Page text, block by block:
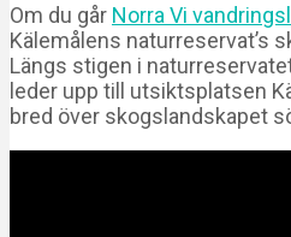
Om du går Norra Vi
Kälemålens naturreservat’s
Längs stigen i
leder upp till utsiktsplatsen
bred över skogslandskapet